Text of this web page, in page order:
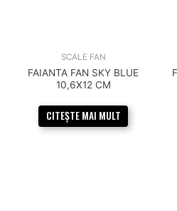
SCALE FAN
FAIANTA FAN SKY BLUE
10,6X12 CM
CITEȘTE MAI MULT